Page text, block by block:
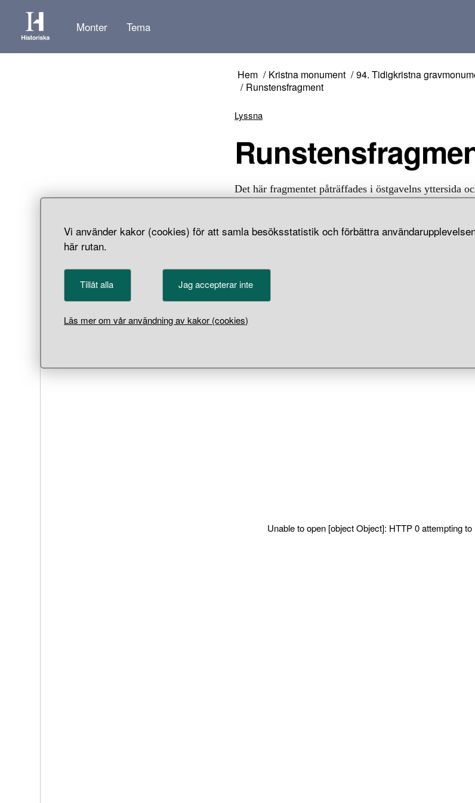
Vi använder kakor (cookies) för att samla besöksstatistik och förbättra
här rutan.
Tillåt alla Jag accepterar inte
Läs mer om vår användning av kakor (cookies)
Monter Tema
Hem Kristna monument
94. Tidigkristna
Runstensfragment
Lyssna
Det här fragmentet påträffades i östgavelns yttersida
Unable to open [object Object]: HTTP 0 attempting